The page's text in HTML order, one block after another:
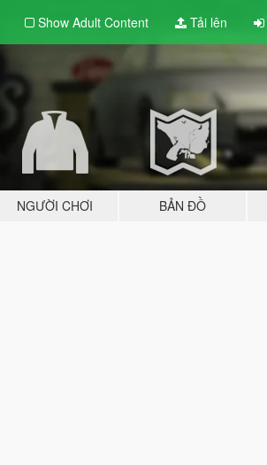
Show Adult Content Tải lên
NGƯỜI CHƠI BẢN ĐỒ